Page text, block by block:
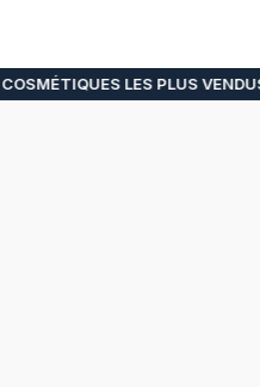
COSMÉTIQUES LES PLUS VENDUS